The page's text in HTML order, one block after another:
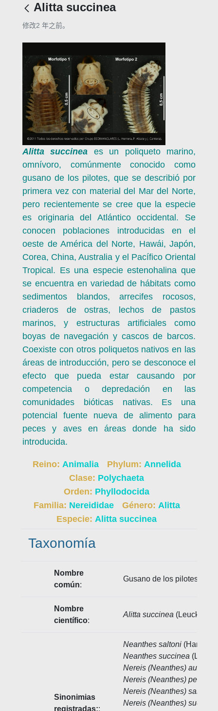
Alitta succinea
修改2 年之前。
Alitta succinea
es un poliqueto marino,
omnívoro, comúnmente conocido como
gusano de los pilotes, que se describió por
primera vez con material del Mar del Norte,
pero recientemente se cree que la especie
es originaria del Atlántico occidental. Se
conocen poblaciones introducidas en el
oeste de América del Norte, Hawái, Japón,
Corea, China, Australia y el Pacífico Oriental
Tropical. Es una especie estenohalina que
se encuentra en variedad de hábitats como
sedimentos blandos, arrecifes rocosos,
criaderos de ostras, lechos de pastos
marinos, y estructuras artificiales como
boyas de navegación y cascos de barcos.
Coexiste con otros poliquetos nativos en las
áreas de introducción, pero se desconoce el
efecto que pueda estar causando por
competencia o depredación en las
comunidades bióticas nativas. Es una
potencial fuente nueva de alimento para
peces y aves en áreas donde ha sido
introducida.
Reino: Animalia Phylum: Annelida
Clase: Polychaeta
Orden: Phyllodocida
Familia: Nereididae Género: Alitta
Especie: Alitta succinea
Taxonomía
Nombre
común:
Gusano de los pilotes, Pile
Nombre
científico:
Alitta succinea (Leuckart,
Sinonimias
registradas::
Neanthes saltoni
Neanthes succinea
Nereis (Neanthes) australis
Nereis (Neanthes) perrieri
Nereis (Neanthes) saltoni
Nereis (Neanthes)